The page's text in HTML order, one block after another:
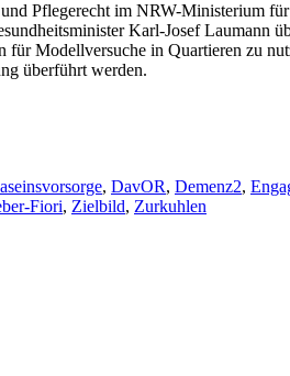
Pflegerecht im NRW-Ministerium
Karl-Josef Laumann
für Modellversuche in Quartieren zu
überführt werden.
, DavOR, Demenz2,
Fiori, Zielbild, Zurkuhlen